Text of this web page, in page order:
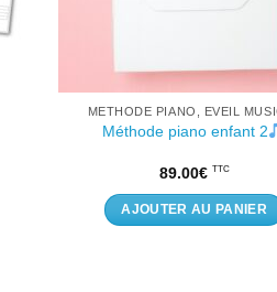
METHODE PIANO, EVEIL
Méthode piano enfant 2
89.00€ TTC
AJOUTER AU PANIER